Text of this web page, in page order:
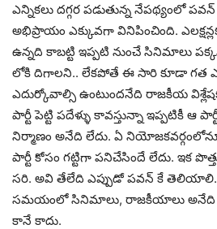
ఎన్నికలు దగ్గర పడుతున్న నేపథ్యంలో
అభిప్రాయం ఎక్కువగా వినిపించింది.
ఉన్నది కాబట్టి ఇప్పటి నుంచే సినిమాలు
లోకి దిగాలని.. లేకపోతే ఈ సారి కూడా గత
ఎదుర్కోవాల్సి ఉంటుందనేది రాజకీయ
పార్టీ పెట్టి పదేళ్ళు కావస్తున్నా ఇప్పటికీ ఆ
నిర్మాణం అనేది లేదు. ఏ
పార్టీ కోసం గట్టిగా పనిచేసిందే లేదు. ఇక
సరి. అవి తేలేది ఎప్పుడో పవన్ కే
సమయంలో సినిమాలు, రాజకీయాలు అనేది
కానే కాదు.